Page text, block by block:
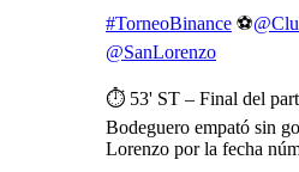
#TorneoBinance ⚽
@SanLorenzo
⏱ 53' ST – Final del
Bodeguero empató sin
Lorenzo por la fecha